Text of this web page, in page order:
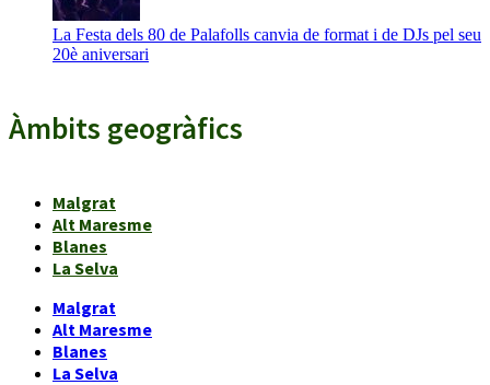
La Festa dels 80 de Palafolls canvia de format i de DJs pel seu
20è aniversari
Àmbits geogràfics
Malgrat
Alt Maresme
Blanes
La Selva
Malgrat
Alt Maresme
Blanes
La Selva